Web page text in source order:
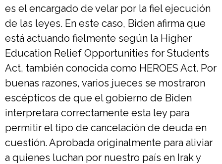
es el encargado de velar por la fiel ejecución
de las leyes. En este caso, Biden afirma que
está actuando fielmente según la Higher
Education Relief Opportunities for Students
Act, también conocida como HEROES Act. Por
buenas razones, varios jueces se mostraron
escépticos de que el gobierno de Biden
interpretara correctamente esta ley para
permitir el tipo de cancelación de deuda en
cuestión. Aprobada originalmente para aliviar
a quienes luchan por nuestro país en Irak y